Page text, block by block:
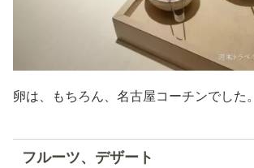
卵は、もちろん、名古屋コーチンでした。
フルーツ、デザート